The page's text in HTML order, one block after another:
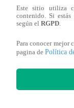
Este sitio utiliza
contenido. Si estás
según el RGPD
Para conocer mejor
pagina de Política